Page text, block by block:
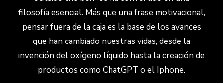
filosofía esencial. Más que una frase motivacional,
pensar fuera de la caja es la base de los avances
que han cambiado nuestras vidas, desde la
invención del oxígeno líquido hasta la creación de
productos como ChatGPT o el Iphone.